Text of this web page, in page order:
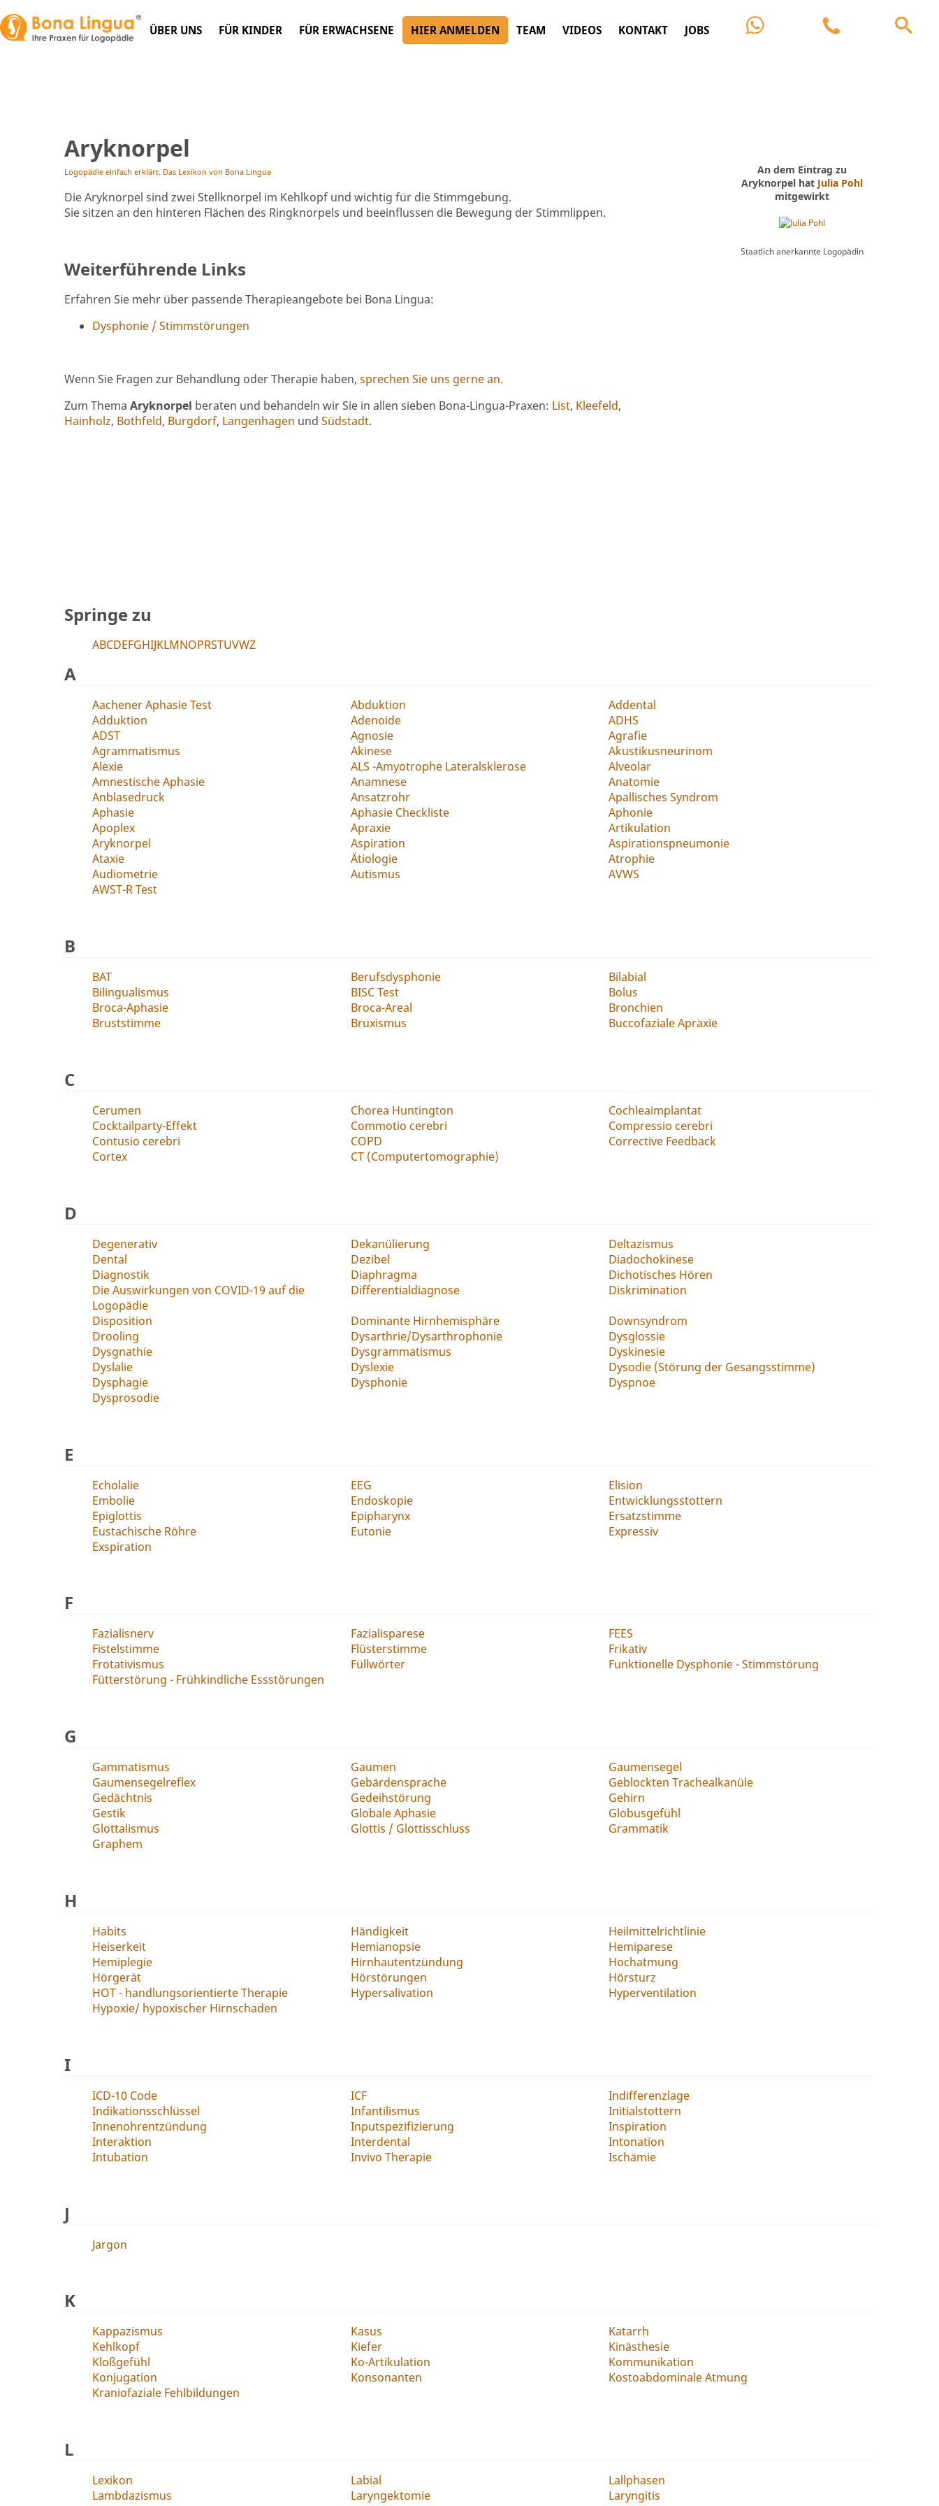
ÜBER UNS FÜR KINDER FÜR ERWACHSENE HIER ANMELDEN TEAM VIDEOS KONTAKT JOBS
Aryknorpel
Logopädie einfach erklärt. Das Lexikon von Bona Lingua
Die Aryknorpel sind zwei Stellknorpel im Kehlkopf und wichtig für die Stimmgebung.
Sie sitzen an den hinteren Flächen des Ringknorpels und beeinflussen die Bewegung der Stimmlippen.
Weiterführende Links
Erfahren Sie mehr über passende Therapieangebote bei Bona Lingua:
Dysphonie / Stimmstörungen
Wenn Sie Fragen zur Behandlung oder Therapie haben, sprechen Sie uns gerne an.
Zum Thema Aryknorpel beraten und behandeln wir Sie in allen sieben Bona-Lingua-Praxen: List, Kleefeld,
Hainholz, Bothfeld, Burgdorf, Langenhagen und Südstadt.
An dem Eintrag zu
Aryknorpel hat Julia Pohl
mitgewirkt
Staatlich anerkannte Logopädin
Springe zu
ABCDEFGHIJKLMNOPRSTUVWZ
A
Aachener Aphasie Test Abduktion
Addental
Adduktion
Adenoide
ADHS
ADST
Agnosie
Agrafie
Agrammatismus
Akinese
Akustikusneurinom
Alexie
ALS -Amyotrophe Lateralsklerose
Alveolar
Amnestische Aphasie
Anamnese
Anatomie
Anblasedruck
Ansatzrohr
Apallisches Syndrom
Aphasie
Aphasie Checkliste
Aphonie
Apoplex
Apraxie
Artikulation
Aryknorpel
Aspiration
Aspirationspneumonie
Ataxie
Ätiologie
Atrophie
Audiometrie
Autismus
AVWS
AWST-R Test
B
BAT Berufsdysphonie
Bilabial
Bilingualismus
BISC Test
Bolus
Broca-Aphasie
Broca-Areal
Bronchien
Bruststimme
Bruxismus Buccofaziale Apraxie
C
Cerumen Chorea Huntington
Cochleaimplantat
Cocktailparty-Effekt
Commotio cerebri
Compressio cerebri
Contusio cerebri
COPD
Corrective Feedback
Cortex
CT (Computertomographie)
D
Degenerativ Dekanülierung
Deltazismus
Dental
Dezibel
Diadochokinese
Diagnostik
Diaphragma
Dichotisches Hören
Die Auswirkungen von COVID-19 auf die
Logopädie
Differentialdiagnose
Diskrimination
Disposition
Dominante Hirnhemisphäre
Downsyndrom
Drooling
Dysarthrie/Dysarthrophonie
Dysglossie
Dysgnathie
Dysgrammatismus
Dyskinesie
Dyslalie
Dyslexie
Dysodie (Störung der Gesangsstimme)
Dysphagie
Dysphonie
Dyspnoe
Dysprosodie
E
Echolalie EEG
Elision
Embolie
Endoskopie
Entwicklungsstottern
Epiglottis
Epipharynx
Ersatzstimme
Eustachische Röhre
Eutonie
Expressiv
Exspiration
F
Fazialisnerv Fazialisparese
FEES
Fistelstimme
Flüsterstimme
Frikativ
Frotativismus
Füllwörter
Funktionelle Dysphonie - Stimmstörung
Fütterstörung - Frühkindliche Essstörungen
G
Gammatismus Gaumen
Gaumensegel
Gaumensegelreflex
Gebärdensprache
Geblockten Trachealkanüle
Gedächtnis
Gedeihstörung
Gehirn
Gestik
Globale Aphasie
Globusgefühl
Glottalismus
Glottis / Glottisschluss
Grammatik
Graphem
H
Habits Händigkeit
Heilmittelrichtlinie
Heiserkeit
Hemianopsie
Hemiparese
Hemiplegie
Hirnhautentzündung
Hochatmung
Hörgerät
Hörstörungen
Hörsturz
HOT - handlungsorientierte Therapie
Hypersalivation
Hyperventilation
Hypoxie/ hypoxischer Hirnschaden
I
ICD-10 Code ICF
Indifferenzlage
Indikationsschlüssel
Infantilismus
Initialstottern
Innenohrentzündung
Inputspezifizierung
Inspiration
Interaktion
Interdental
Intonation
Intubation
Invivo Therapie Ischämie
J
Jargon
K
Kappazismus Kasus
Katarrh
Kehlkopf
Kiefer
Kinästhesie
Kloßgefühl
Ko-Artikulation
Kommunikation
Konjugation
Konsonanten
Kostoabdominale Atmung
Kraniofaziale Fehlbildungen
L
Lexikon Labial
Lallphasen
Lambdazismus
Laryngektomie
Laryngitis